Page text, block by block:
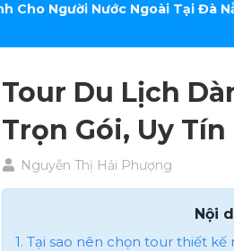
Cho Người Nước Ngoài Tại Đà
Tour Du Lịch
Trọn Gói, Uy Tín
Nguyễn Thị Hải Phượng
Nội
1. Tại sao nên chọn tour thiết